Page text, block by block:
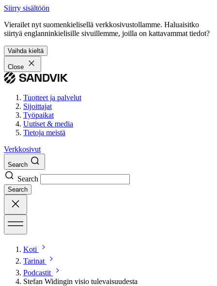
Siirry sisältöön
Vierailet nyt suomenkielisellä verkkosivustollamme. Haluaisitko
siirtyä englanninkielisille sivuillemme, joilla on kattavammat tiedot?
Vaihda kieltä
Close
Tuotteet ja palvelut
Sijoittajat
Työpaikat
Uutiset & media
Tietoja meistä
Verkkosivut
Search
Search
Search
Koti
Tarinat
Podcastit
Stefan Widingin visio tulevaisuudesta